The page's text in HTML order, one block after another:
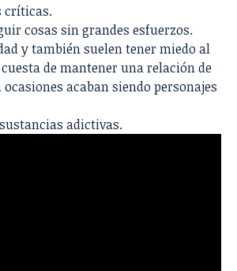
críticas.
cosas sin grandes esfuerzos.
y también suelen tener miedo al
de mantener una relación de
ocasiones acaban siendo personajes
adictivas.